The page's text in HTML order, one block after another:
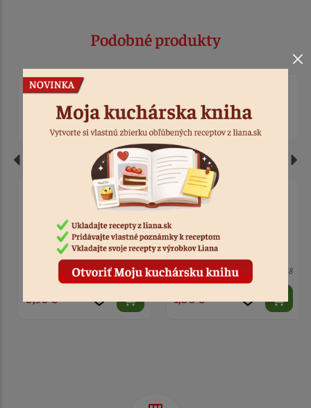
Podobné produkty
Zdobiaca špička hladká
Kód: 496
uzatvorená
> 10 Kód: 12248